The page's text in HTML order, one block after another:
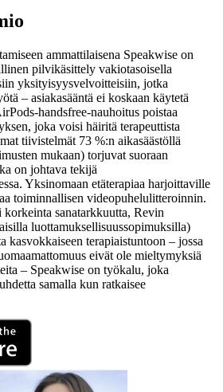
ammattilaisena Speakwise on
pilvikäsittely vakiotasoisella
yksityisyysvelvoitteisiin, jotka
– asiakasääntä ei koskaan käytetä
handsfree-nauhoitus poistaa
joka voisi häiritä terapeuttista
tiivistelmät 73 %:n aikasäästöllä
mukaan) torjuvat suoraan
on johtava tekijä
Yksinomaan etäterapiaa harjoittaville
toiminnallisen videopuhelulitteroinnin.
sanatarkkuutta, Revin
luottamuksellisuussopimuksilla)
kasvokkaiseen terapiaistuntoon – jossa
eivät ole mieltymyksiä
– Speakwise on työkalu, joka
samalla kun ratkaisee